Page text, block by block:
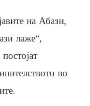
на Абази,
лаже“,
во